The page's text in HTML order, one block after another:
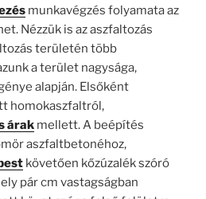
munkavégzés folyamata az
Nézzük is az aszfaltozás
területén több
a terület nagysága,
alapján. Elsőként
homokaszfaltról,
árak mellett. A beépítés
aszfaltbetonéhoz,
követően kőzúzalék szóró
pár cm vastagságban